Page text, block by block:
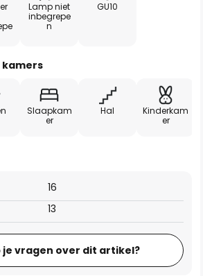
Lamp niet
inbegrepe
n
GU10
kamers
Slaapkam
er
Hal
Kinderkam
er
13
16
je vragen over dit artikel?